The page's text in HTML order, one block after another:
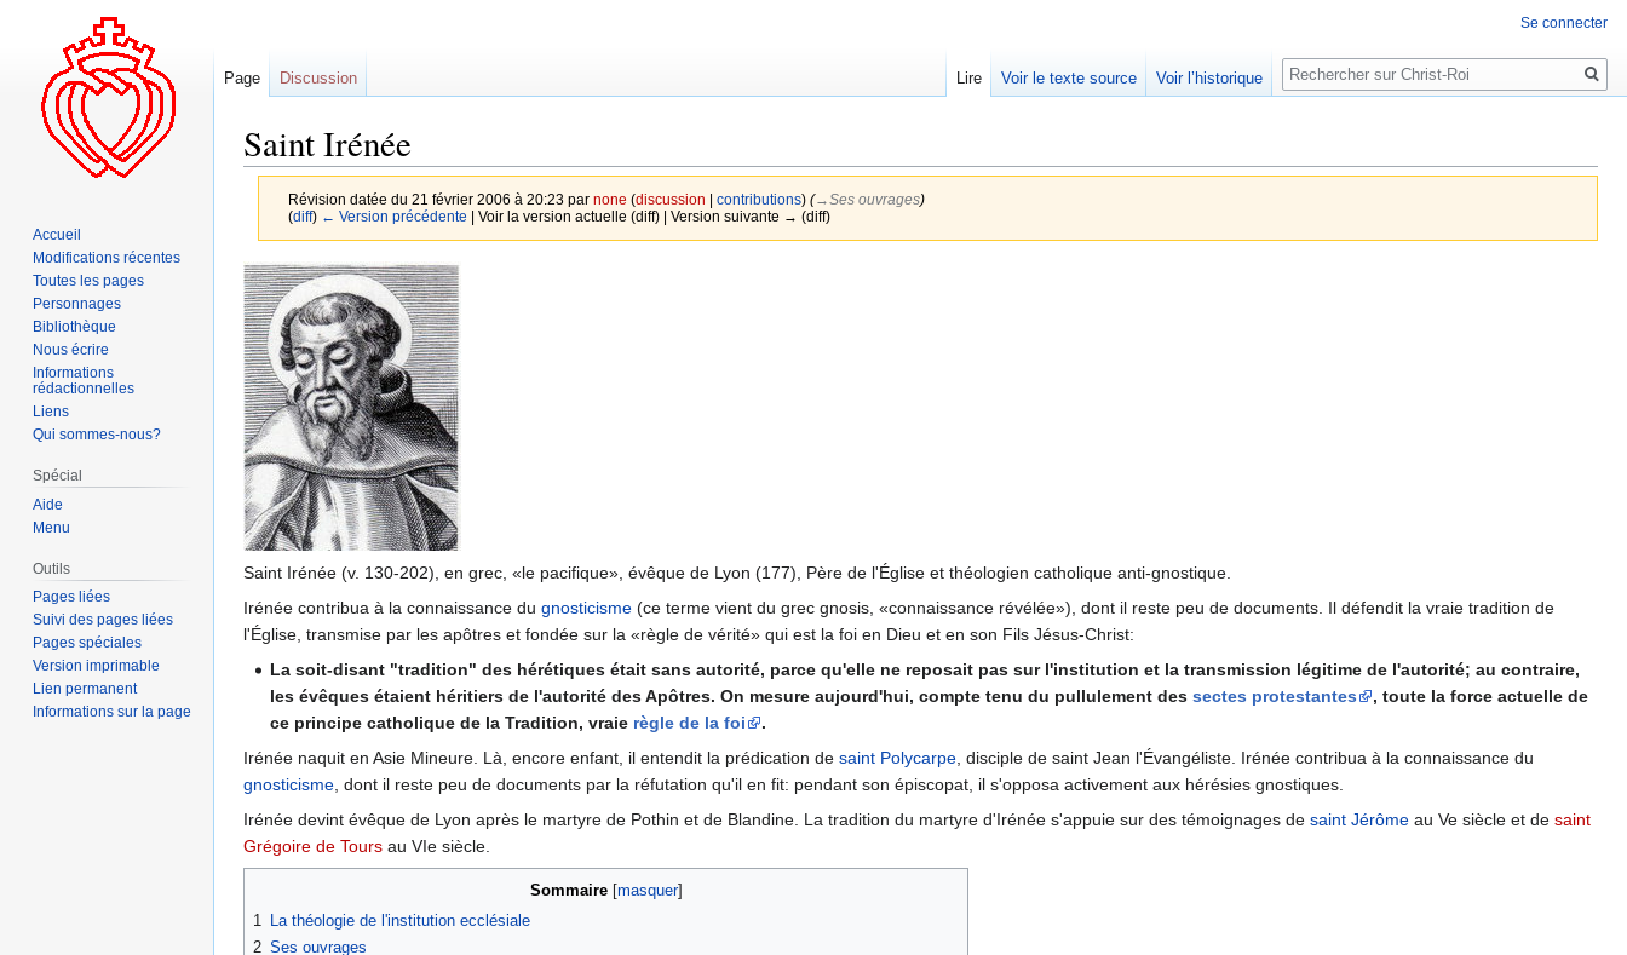
Saint Irénée
Révision datée du 21 février 2006 à 20:23 par none (discussion contributions) (→‎Ses ouvrages)
(diff) ← Version précédente | Voir la version actuelle (diff) | Version suivante → (diff)
Aller
à
la
navigation
Aller
à
la
recherche
Saint Irénée (v. 130-202), en grec, «le pacifique», évêque de Lyon (177), Père de l'Église et théologien catholique anti-gnostique.
Irénée contribua à la connaissance du gnosticisme (ce terme vient du grec gnosis, «connaissance révélée»), dont il reste peu de documents. Il défendit la vraie tradition de
l'Église, transmise par les apôtres et fondée sur la «règle de vérité» qui est la foi en Dieu et en son Fils Jésus-Christ:
La soit-disant "tradition" des hérétiques était sans autorité, parce qu'elle ne reposait pas sur l'institution et la transmission légitime de l'autorité; au contraire,
les évêques étaient héritiers de l'autorité des Apôtres. On mesure aujourd'hui, compte tenu du pullulement dessectes protestantes
, toute la force actuelle de
ce principe catholique de la Tradition, vraie règle de la foi
.
Irénée naquit en Asie Mineure. Là, encore enfant, il entendit la prédication de saint Polycarpe , disciple de saint Jean l'Évangéliste. Irénée contribua à la connaissance du
gnosticisme , dont il reste peu de documents par la réfutation qu'il en fit: pendant son épiscopat, il s'opposa activement aux hérésies gnostiques.
Irénée devint évêque de Lyon après le martyre de Pothin et de Blandine. La tradition du martyre d'Irénée s'appuie sur des témoignages de saint Jérôme au Ve siècle et de saint
Grégoire de Tours au VIe siècle.
Sommaire
1
La théologie de l'institution ecclésiale
2 Ses ouvrages
Se connecter
Page Discussion Lire Voir le texte source Voir l’historique
Rechercher
Accueil
Modifications récentes
Toutes les pages
Personnages
Bibliothèque
Nous écrire
Informations
rédactionnelles
Liens
Qui sommes-nous?
Spécial
Aide
Menu
Outils
Pages liées
Suivi des pages liées
Pages spéciales
Version imprimable
Lien permanent
Informations sur la page